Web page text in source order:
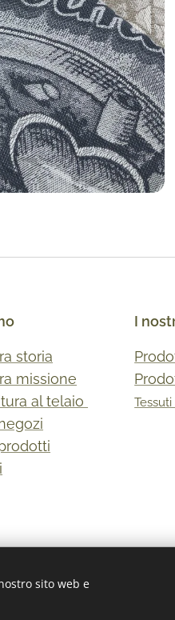
storia
missione
al telaio
I
sito web e